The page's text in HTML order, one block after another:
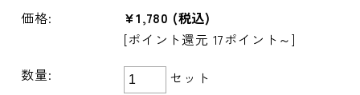
価格: ¥1,780 (税込)
[ポイント還元 17ポイント～]
数量:
セット